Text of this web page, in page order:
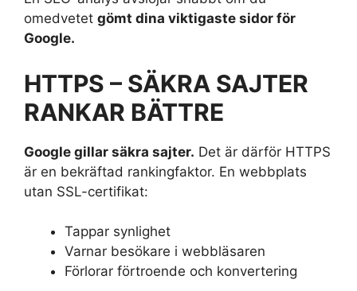
omedvetet gömt dina viktigaste sidor för
Google.
HTTPS – SÄKRA SAJTER
RANKAR BÄTTRE
Google gillar säkra sajter. Det är därför HTTPS
är en bekräftad rankingfaktor. En webbplats
utan SSL-certifikat:
Tappar synlighet
Varnar besökare i webbläsaren
Förlorar förtroende och konvertering